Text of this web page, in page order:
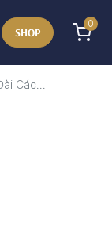
SHOP
0
Các...